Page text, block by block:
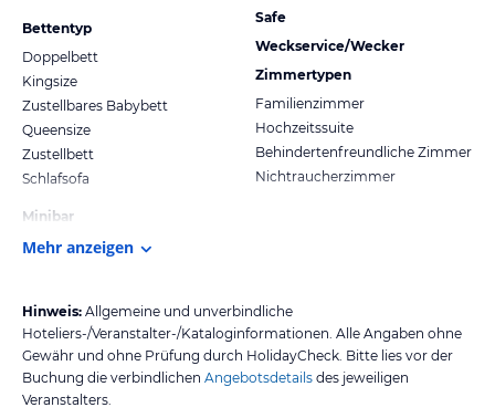
Bettentyp
Doppelbett
Kingsize
Zustellbares Babybett
Queensize
Zustellbett
Schlafsofa
Minibar
Safe
Weckservice/Wecker
Zimmertypen
Familienzimmer
Hochzeitssuite
Behindertenfreundliche Zimmer
Nichtraucherzimmer
Mehr anzeigen
Hinweis: Allgemeine und unverbindliche
Hoteliers-/Veranstalter-/Kataloginformationen. Alle Angaben ohne
Gewähr und ohne Prüfung durch HolidayCheck. Bitte lies vor der
Buchung die verbindlichen Angebotsdetails des jeweiligen
Veranstalters.